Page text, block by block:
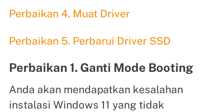
Perbaikan 4. Muat Driver
Perbaikan 5. Perbarui Driver SSD
Perbaikan 1. Ganti Mode Booting
Anda akan mendapatkan kesalahan
instalasi Windows 11 yang tidak